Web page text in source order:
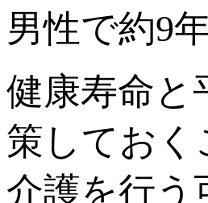
男性で約9
健康寿命と
策しておく
介護を行う